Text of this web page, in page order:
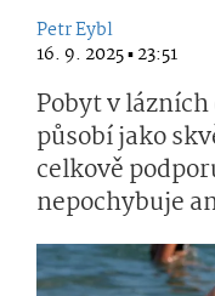
Petr Eybl
16. 9. 2025 ▪ 23:51
Pobyt v
působí jako
celkově
nepochybuje